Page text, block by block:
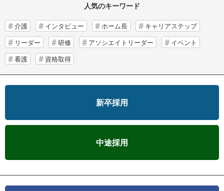
人気のキーワード
介護 インタビュー ホーム長
キャリアステップ
リーダー
研修 アソシエイトリーダー
イベント
看護
資格取得
新卒採用
中途採用